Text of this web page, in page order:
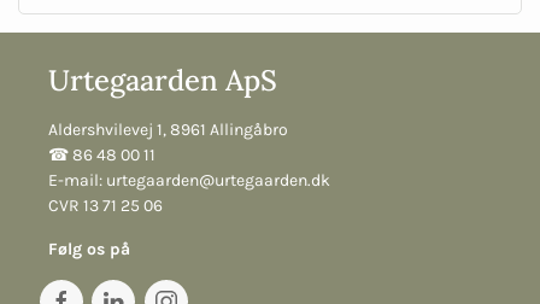
Urtegaarden ApS
Aldershvilevej 1, 8961 Allingåbro
☎︎ 86 48 00 11
E-mail: urtegaarden@urtegaarden.dk
CVR 13 71 25 06
Følg os på